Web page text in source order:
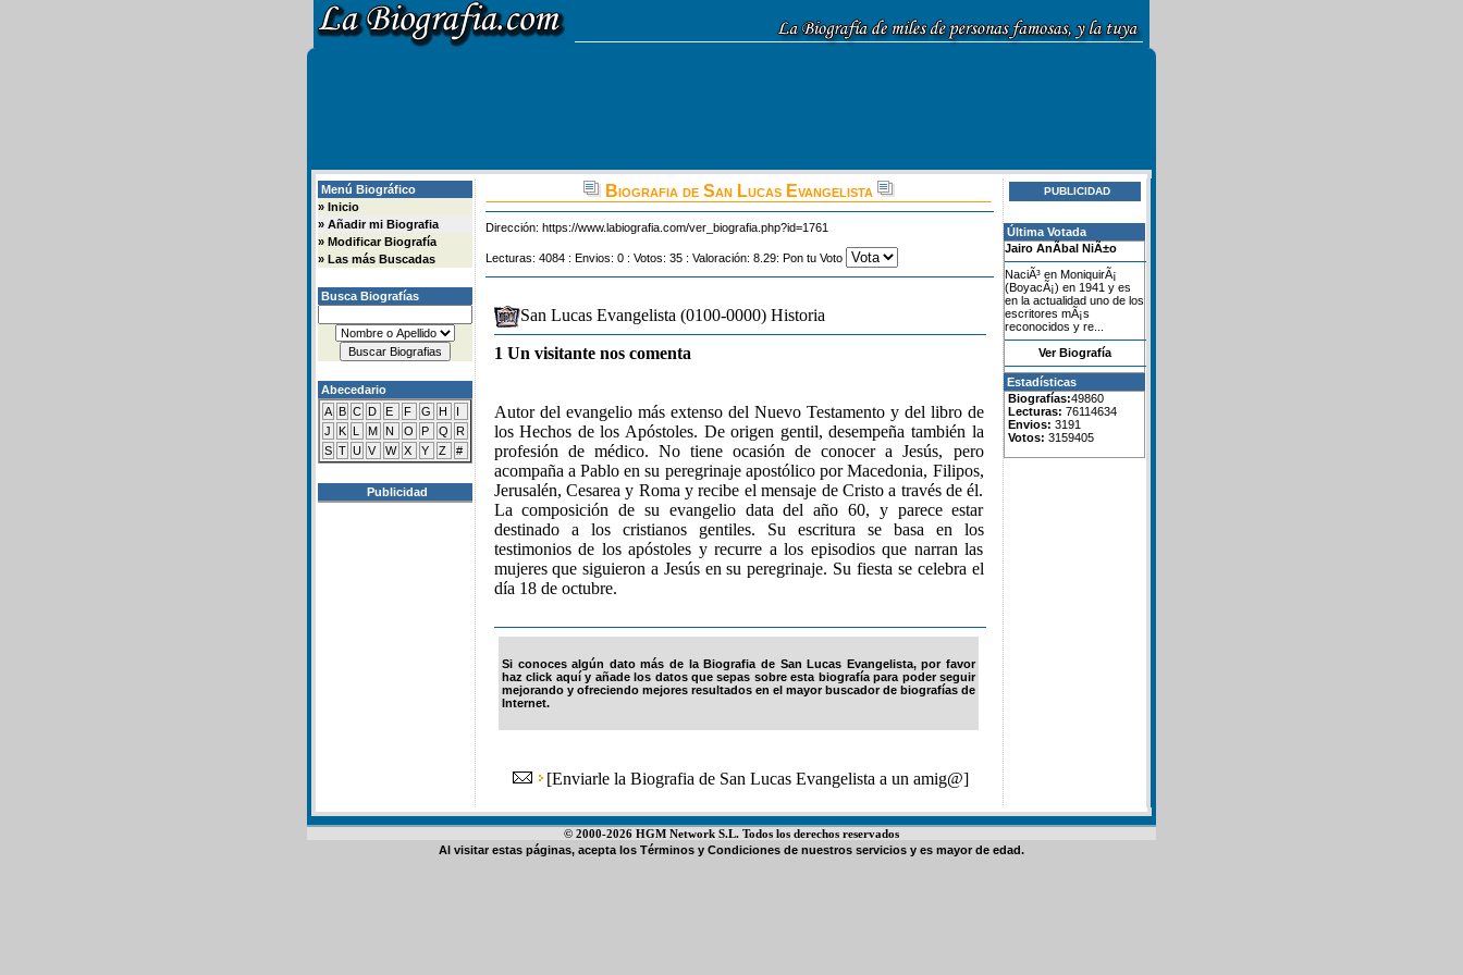
Menú Biográfico
» Inicio
» Añadir mi Biografia
» Modificar Biografía
» Las más Buscadas
Busca Biografías
Abecedario
A B C D E F G H
I
J
K L M N O P Q
R
S T U V W X Y Z #
Publicidad
Biografia de San Lucas Evangelista
Dirección: https://www.labiografia.com/ver_biografia.php?id=1761
Lecturas: 4084 : Envios: 0 : Votos: 35 : Valoración: 8.29: Pon tu Voto
San Lucas Evangelista (0100-0000) Historia
1 Un visitante nos comenta
Autor del evangelio más extenso del Nuevo Testamento y del libro de
los Hechos de los Apóstoles. De origen gentil, desempeña también la
profesión de médico. No tiene ocasión de conocer a Jesús, pero
acompaña a Pablo en su peregrinaje apostólico por Macedonia, Filipos,
Jerusalén, Cesarea y Roma y recibe el mensaje de Cristo a través de él.
La composición de su evangelio data del año 60, y parece estar
destinado a los cristianos gentiles. Su escritura se basa en los
testimonios de los apóstoles y recurre a los episodios que narran las
mujeres que siguieron a Jesús en su peregrinaje. Su fiesta se celebra el
día 18 de octubre.
Si conoces algún dato más de la Biografia de San Lucas Evangelista, por favor
haz click aquí y añade los datos que sepas sobre esta biografía para poder seguir
mejorando y ofreciendo mejores resultados en el mayor buscador de biografías de
Internet.
[Enviarle la Biografia de San Lucas Evangelista a un amig@]
PUBLICIDAD
Última Votada
Jairo AnÃ­bal NiÃ±o
NaciÃ³ en MoniquirÃ¡
(BoyacÃ¡) en 1941 y es
en la actualidad uno de los
escritores mÃ¡s
reconocidos y re...
Ver Biografía
Estadísticas
Biografías:49860
Lecturas: 76114634
Envios: 3191
Votos: 3159405
© 2000-2026 HGM Network S.L. Todos los derechos reservados
Al visitar estas páginas, acepta los Términos y Condiciones de nuestros servicios y es mayor de edad.